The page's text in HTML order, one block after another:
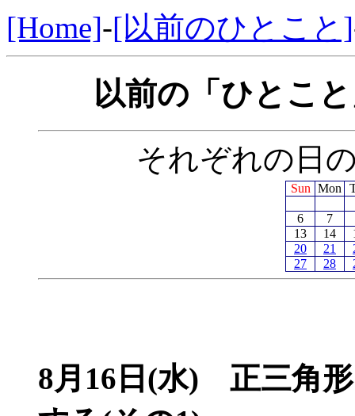
[Home]-[以前のひとこと]
以前の「ひとこ
それぞれの日
Sun Mon
6
7
13
14
20
21
27
28
8月16日(水) 正三角形